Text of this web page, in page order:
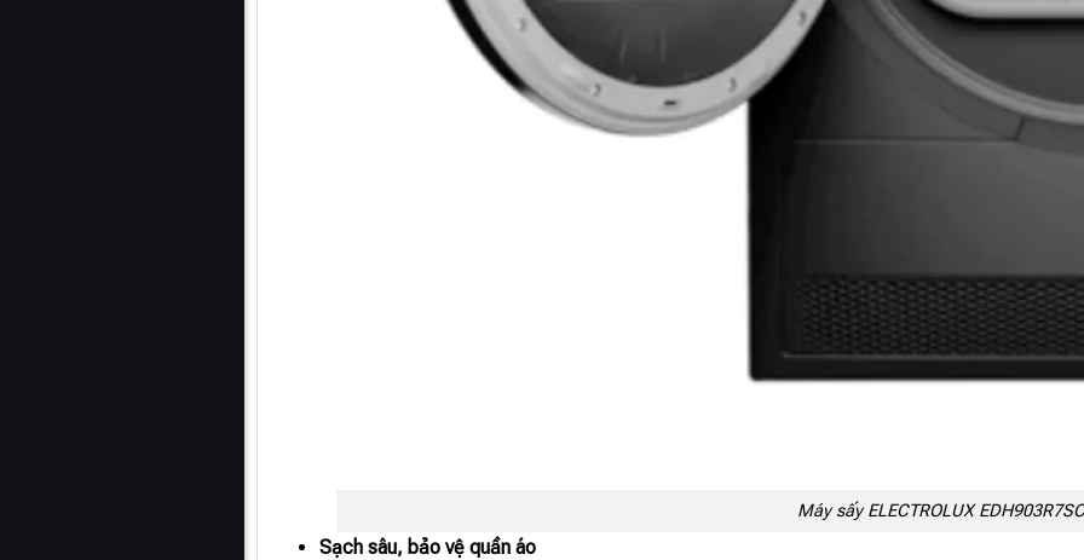
Máy sấy ELECTROLUX
Sạch sâu, bảo vệ quần áo